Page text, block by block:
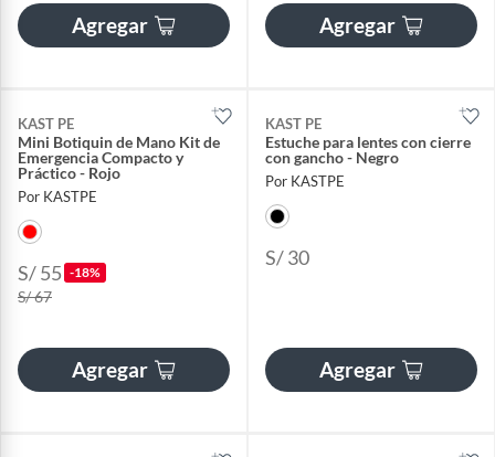
Agregar Agregar
KAST PE
Mini Botiquin de Mano Kit de
Emergencia Compacto y
Práctico - Rojo
Por KASTPE
S/ 55 -18%
S/ 67
Agregar
KAST PE
Estuche para lentes con cierre
con gancho - Negro
Por KASTPE
S/ 30
Agregar